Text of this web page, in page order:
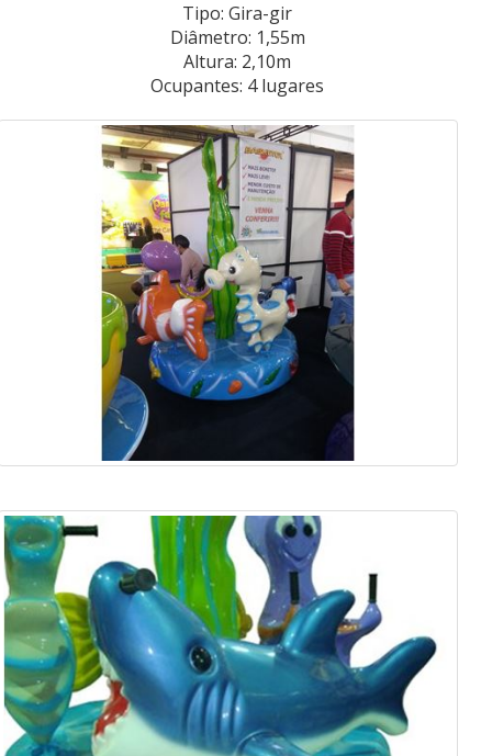
Tipo: Gira-gir
Diâmetro: 1,55m
Altura: 2,10m
Ocupantes: 4 lugares